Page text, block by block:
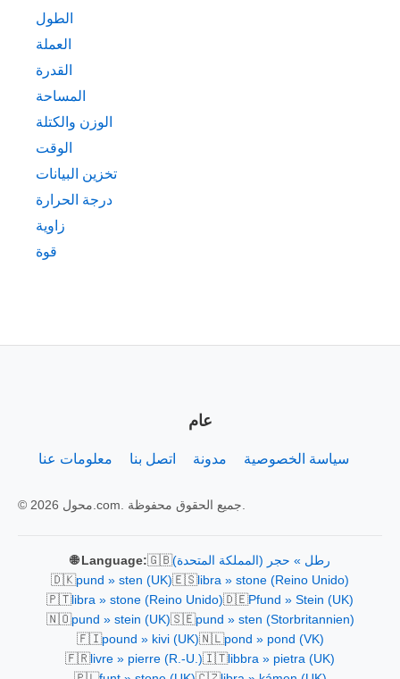
الطول
العملة
القدرة
المساحة
الوزن والكتلة
الوقت
تخزين البيانات
درجة الحرارة
زاوية
قوة
عام
معلومات عنا اتصل بنا مدونة سياسة الخصوصية
🌐 Language:🇬🇧رطل » حجر (المملكة المتحدة)
🇩🇰pund » sten (UK)🇪🇸libra » stone (Reino Unido)
🇵🇹libra » stone (Reino Unido)🇩🇪Pfund » Stein (UK)
🇳🇴pund » stein (UK)🇸🇪pund » sten (Storbritannien)
🇫🇮pound » kivi (UK)🇳🇱pond » pond (VK)
🇫🇷livre » pierre (R.-U.)🇮🇹libbra » pietra (UK)